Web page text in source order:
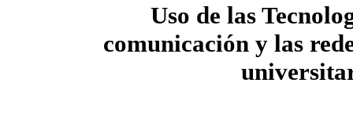
Uso de las
comunicación y las